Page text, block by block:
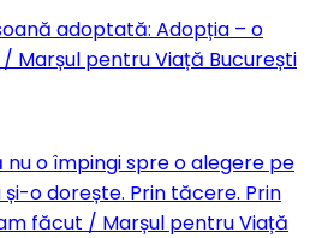
adoptată: Adopția – o
Marșul pentru Viață București
nu o împingi spre o alegere pe
o dorește. Prin tăcere. Prin
făcut / Marșul pentru Viață